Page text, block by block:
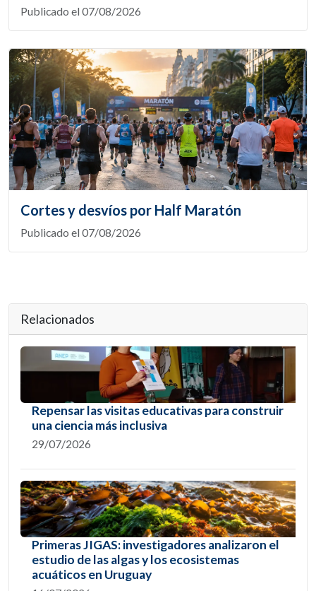
Publicado el 07/08/2026
Cortes y desvíos por Half Maratón
Publicado el 07/08/2026
Relacionados
Repensar las visitas educativas para construir
una ciencia más inclusiva
29/07/2026
Primeras JIGAS: investigadores analizaron el
estudio de las algas y los ecosistemas
acuáticos en Uruguay